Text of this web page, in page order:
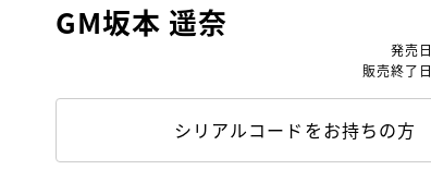
GM坂本 遥奈
発売日
販売終了日
シリアルコードをお持ちの方